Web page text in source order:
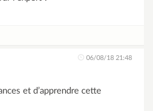
06/08/18 21:48
et d’apprendre cette